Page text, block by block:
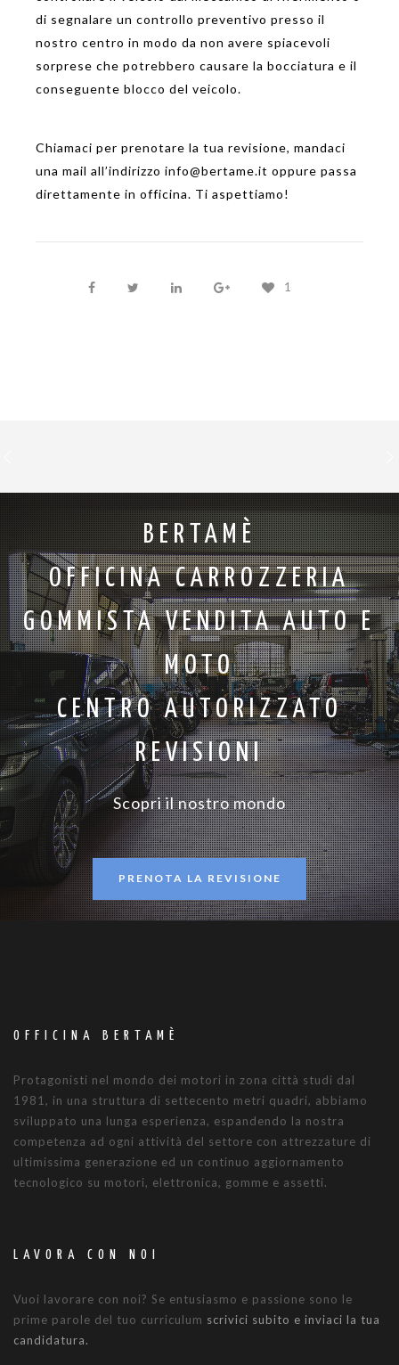
di segnalare un controllo preventivo presso il
nostro centro in modo da non avere spiacevoli
sorprese che potrebbero causare la bocciatura e il
conseguente blocco del veicolo.
Chiamaci per prenotare la tua revisione, mandaci
una mail all’indirizzo info@bertame.it oppure passa
direttamente in officina. Ti aspettiamo!
1
BERTAMÈ
OFFICINA CARROZZERIA
GOMMISTA VENDITA AUTO E
MOTO
CENTRO AUTORIZZATO
REVISIONI
Scopri il nostro mondo
PRENOTA LA REVISIONE
OFFICINA BERTAMÈ
Protagonisti nel mondo dei motori in zona città studi dal
1981, in una struttura di settecento metri quadri, abbiamo
sviluppato una lunga esperienza, espandendo la nostra
competenza ad ogni attività del settore con attrezzature di
ultimissima generazione ed un continuo aggiornamento
tecnologico su motori, elettronica, gomme e assetti.
LAVORA CON NOI
Vuoi lavorare con noi? Se entusiasmo e passione sono le
prime parole del tuo curriculum scrivici subito e inviaci la tua
candidatura.